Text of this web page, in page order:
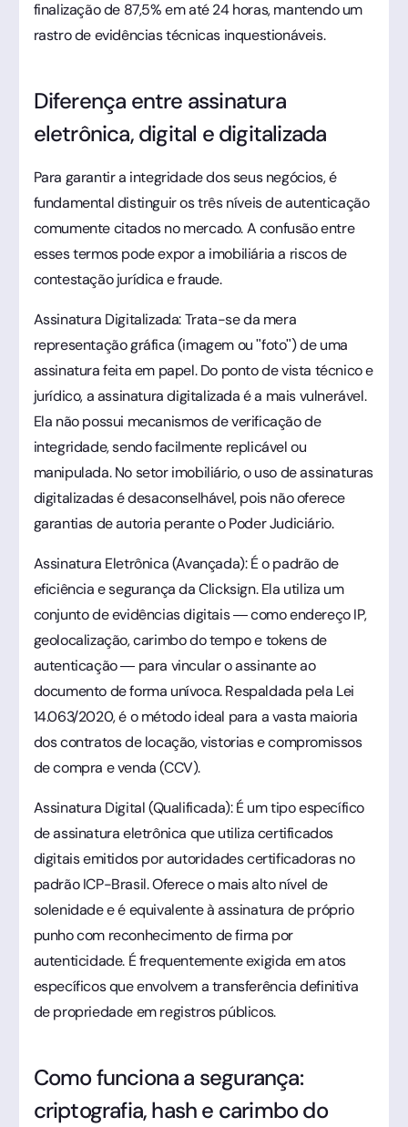
finalização de 87,5% em até 24 horas, mantendo um
rastro de evidências técnicas inquestionáveis.
Diferença entre assinatura
eletrônica, digital e digitalizada
Para garantir a integridade dos seus negócios, é
fundamental distinguir os três níveis de autenticação
comumente citados no mercado. A confusão entre
esses termos pode expor a imobiliária a riscos de
contestação jurídica e fraude.
Assinatura Digitalizada: Trata-se da mera
representação gráfica (imagem ou "foto") de uma
assinatura feita em papel. Do ponto de vista técnico e
jurídico, a assinatura digitalizada é a mais vulnerável.
Ela não possui mecanismos de verificação de
integridade, sendo facilmente replicável ou
manipulada. No setor imobiliário, o uso de assinaturas
digitalizadas é desaconselhável, pois não oferece
garantias de autoria perante o Poder Judiciário.
Assinatura Eletrônica (Avançada): É o padrão de
eficiência e segurança da Clicksign. Ela utiliza um
conjunto de evidências digitais — como endereço IP,
geolocalização, carimbo do tempo e tokens de
autenticação — para vincular o assinante ao
documento de forma unívoca. Respaldada pela Lei
14.063/2020, é o método ideal para a vasta maioria
dos contratos de locação, vistorias e compromissos
de compra e venda (CCV).
Assinatura Digital (Qualificada): É um tipo específico
de assinatura eletrônica que utiliza certificados
digitais emitidos por autoridades certificadoras no
padrão ICP-Brasil. Oferece o mais alto nível de
solenidade e é equivalente à assinatura de próprio
punho com reconhecimento de firma por
autenticidade. É frequentemente exigida em atos
específicos que envolvem a transferência definitiva
de propriedade em registros públicos.
Como funciona a segurança:
criptografia, hash e carimbo do